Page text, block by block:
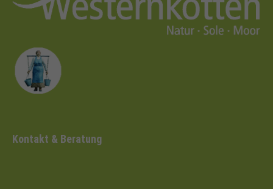
Kontakt & Beratung